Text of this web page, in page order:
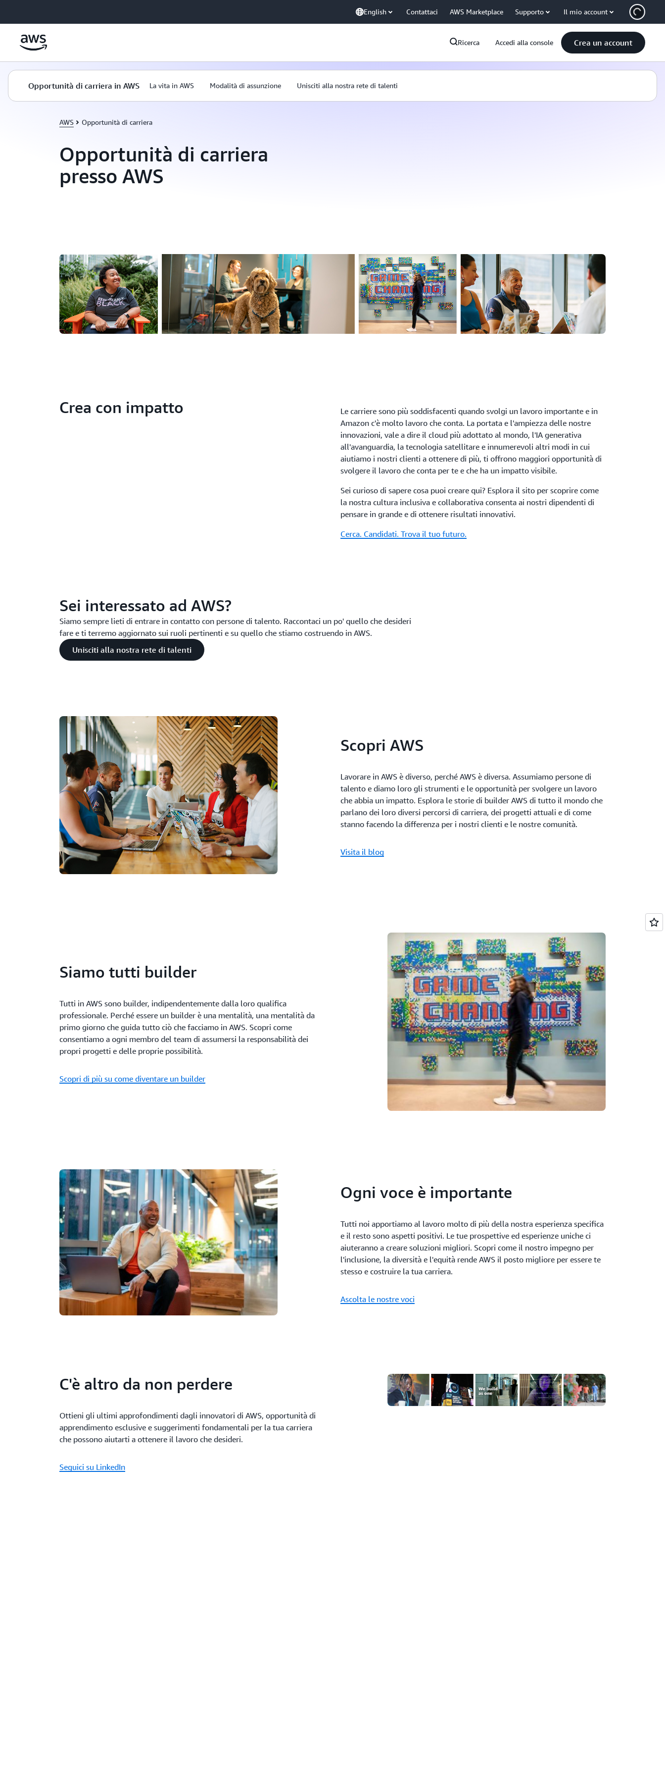
English Contattaci AWS Marketplace Supporto Il mio account
Ricerca Accedi alla console Crea un account
AWS Opportunità di carriera
Opportunità di carriera
presso AWS
Opportunità di carriera in AWS La vita in AWS Modalità di assunzione Unisciti alla nostra rete di talenti
Crea con impatto
Le carriere sono più soddisfacenti quando svolgi un lavoro importante e in
Amazon c'è molto lavoro che conta. La portata e l'ampiezza delle nostre
innovazioni, vale a dire il cloud più adottato al mondo, l'IA generativa
all'avanguardia, la tecnologia satellitare e innumerevoli altri modi in cui
aiutiamo i nostri clienti a ottenere di più, ti offrono maggiori opportunità di
svolgere il lavoro che conta per te e che ha un impatto visibile.
Sei curioso di sapere cosa puoi creare qui? Esplora il sito per scoprire come
la nostra cultura inclusiva e collaborativa consenta ai nostri dipendenti di
pensare in grande e di ottenere risultati innovativi.
Cerca. Candidati. Trova il tuo futuro.
Sei interessato ad AWS?
Siamo sempre lieti di entrare in contatto con persone di talento. Raccontaci un po' quello che desideri
fare e ti terremo aggiornato sui ruoli pertinenti e su quello che stiamo costruendo in AWS.
Unisciti alla nostra rete di talenti
Scopri AWS
Lavorare in AWS è diverso, perché AWS è diversa. Assumiamo persone di
talento e diamo loro gli strumenti e le opportunità per svolgere un lavoro
che abbia un impatto. Esplora le storie di builder AWS di tutto il mondo che
parlano dei loro diversi percorsi di carriera, dei progetti attuali e di come
stanno facendo la differenza per i nostri clienti e le nostre comunità.
Visita il blog
Siamo tutti builder
Tutti in AWS sono builder, indipendentemente dalla loro qualifica
professionale. Perché essere un builder è una mentalità, una mentalità da
primo giorno che guida tutto ciò che facciamo in AWS. Scopri come
consentiamo a ogni membro del team di assumersi la responsabilità dei
propri progetti e delle proprie possibilità.
Scopri di più su come diventare un builder
Ogni voce è importante
Tutti noi apportiamo al lavoro molto di più della nostra esperienza specifica
e il resto sono aspetti positivi. Le tue prospettive ed esperienze uniche ci
aiuteranno a creare soluzioni migliori. Scopri come il nostro impegno per
l'inclusione, la diversità e l'equità rende AWS il posto migliore per essere te
stesso e costruire la tua carriera.
Ascolta le nostre voci
C'è altro da non perdere
Ottieni gli ultimi approfondimenti dagli innovatori di AWS, opportunità di
apprendimento esclusive e suggerimenti fondamentali per la tua carriera
che possono aiutarti a ottenere il lavoro che desideri.
Seguici su LinkedIn